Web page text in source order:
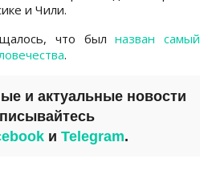
и Чили.
что былназван самый
.
и актуальные новости
и Telegram.